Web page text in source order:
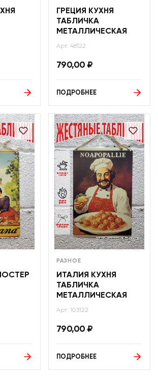
ГРЕЦИЯ КУХНЯ
ТАБЛИЧКА
МЕТАЛЛИЧЕСКАЯ
Арт: 48122
790,00 ₽
ПОДРОБНЕЕ
РАЗНОЕ
ИТАЛИЯ КУХНЯ
ТАБЛИЧКА
МЕТАЛЛИЧЕСКАЯ
Арт: 103122
790,00 ₽
ПОДРОБНЕЕ